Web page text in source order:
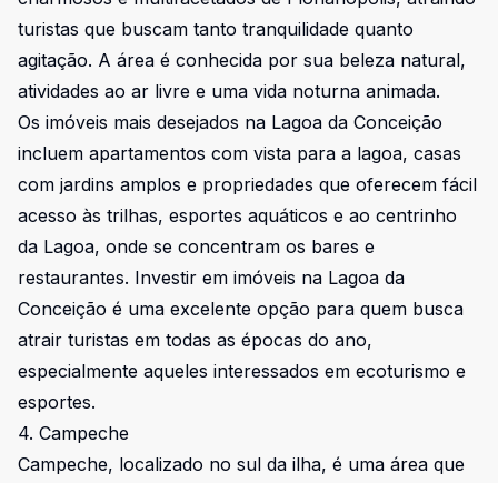
turistas que buscam tanto tranquilidade quanto
agitação. A área é conhecida por sua beleza natural,
atividades ao ar livre e uma vida noturna animada.
Os imóveis mais desejados na Lagoa da Conceição
incluem apartamentos com vista para a lagoa, casas
com jardins amplos e propriedades que oferecem fácil
acesso às trilhas, esportes aquáticos e ao centrinho
da Lagoa, onde se concentram os bares e
restaurantes. Investir em imóveis na Lagoa da
Conceição é uma excelente opção para quem busca
atrair turistas em todas as épocas do ano,
especialmente aqueles interessados em ecoturismo e
esportes.
4. Campeche
Campeche, localizado no sul da ilha, é uma área que